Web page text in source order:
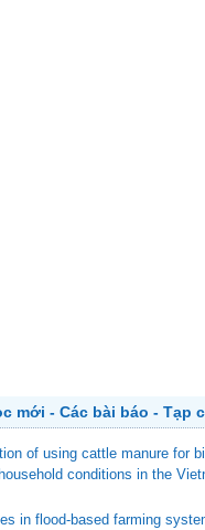
mới - Các bài báo - Tạp
of using cattle manure for
conditions in the
in flood-based farming